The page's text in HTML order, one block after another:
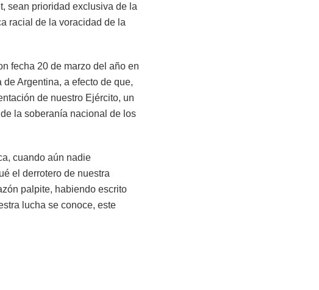
sean prioridad exclusiva de la
racial de la voracidad de la
fecha 20 de marzo del año en
Argentina, a efecto de que,
de nuestro Ejército, un
la soberanía nacional de los
cuando aún nadie
el derrotero de nuestra
palpite, habiendo escrito
lucha se conoce, este